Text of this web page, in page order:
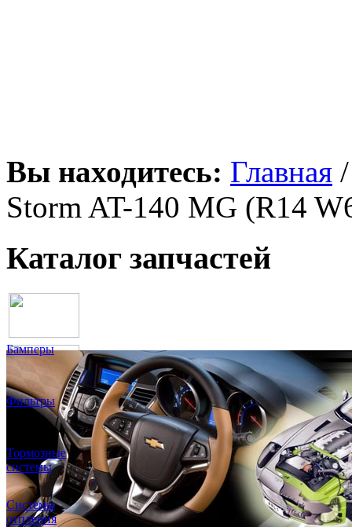
Вы находитесь: Главная
Storm AT-140 MG (R14
Каталог запчастей
Бамперы
Фильтры
Тормозные
системы
Системы
отпления